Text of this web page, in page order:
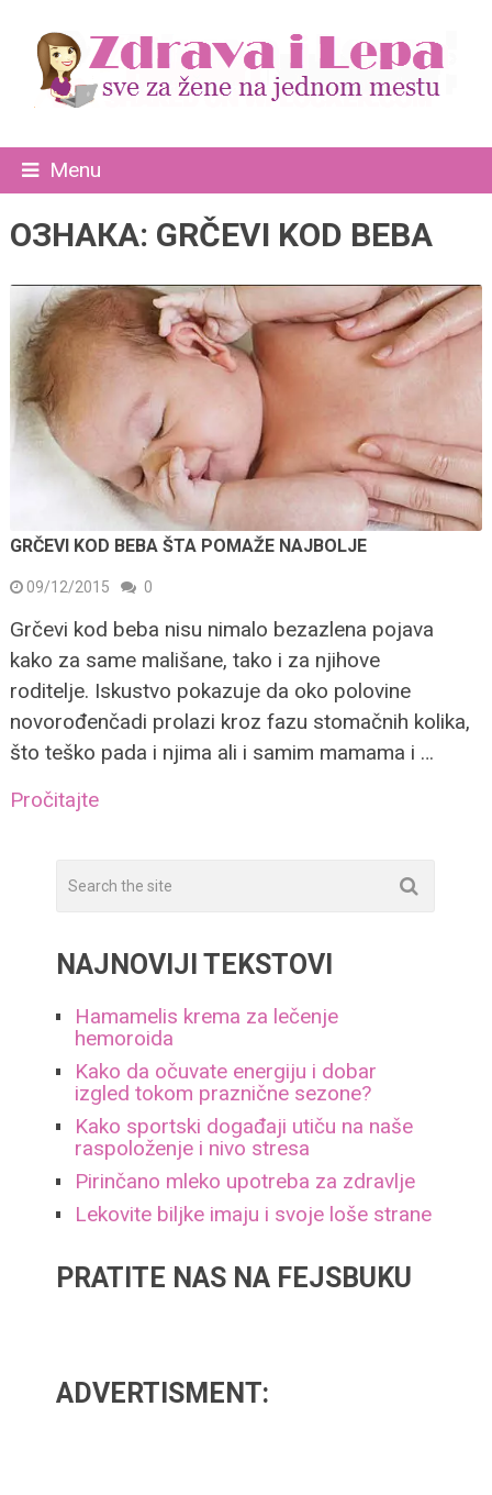
Menu
ОЗНАКА: GRČEVI KOD BEBA
GRČEVI KOD BEBA ŠTA POMAŽE NAJBOLJE
09/12/2015 0
Grčevi kod beba nisu nimalo bezazlena pojava
kako za same mališane, tako i za njihove
roditelje. Iskustvo pokazuje da oko polovine
novorođenčadi prolazi kroz fazu stomačnih kolika,
što teško pada i njima ali i samim mamama i …
Pročitajte
NAJNOVIJI TEKSTOVI
Hamamelis krema za lečenje
hemoroida
Kako da očuvate energiju i dobar
izgled tokom praznične sezone?
Kako sportski događaji utiču na naše
raspoloženje i nivo stresa
Pirinčano mleko upotreba za zdravlje
Lekovite biljke imaju i svoje loše strane
PRATITE NAS NA FEJSBUKU
ADVERTISMENT: